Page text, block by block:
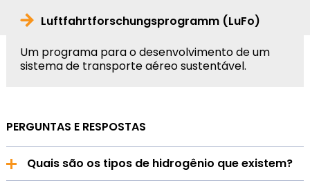
Luftfahrtforschungsprogramm (LuFo)
Um programa para o desenvolvimento de um
sistema de transporte aéreo sustentável.
PERGUNTAS E RESPOSTAS
Quais são os tipos de hidrogênio que existem?